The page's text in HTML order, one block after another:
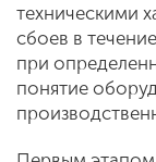
техническими
сбоев в
при
понятие